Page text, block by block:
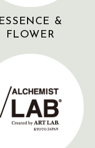
ESSENCE &
FLOWER